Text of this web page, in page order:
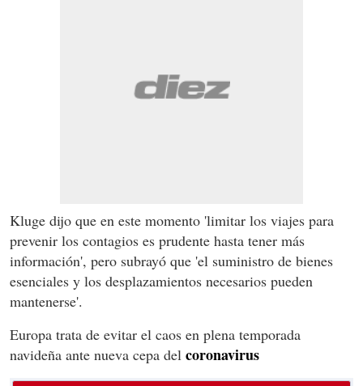
Kluge dijo que en este momento 'limitar los viajes para
prevenir los contagios es prudente hasta tener más
información', pero subrayó que 'el suministro de bienes
esenciales y los desplazamientos necesarios pueden
mantenerse'.
Europa trata de evitar el caos en plena temporada
navideña ante nueva cepa del coronavirus